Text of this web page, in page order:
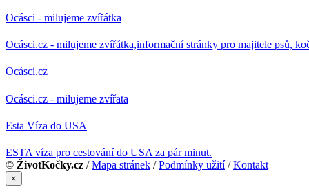
Ocásci - milujeme zvířátka
Ocásci.cz - milujeme zvířátka,informační stránky pro majitele psů,
Ocásci.cz
Ocásci.cz - milujeme zvířata
Esta Víza do USA
ESTA víza pro cestování do USA za pár minut.
© ŽivotKočky.cz /Mapa stránek /Podmínky užití/Kontakt
×